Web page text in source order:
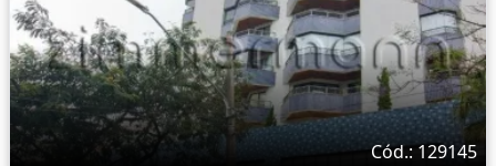
Cód.: 129145